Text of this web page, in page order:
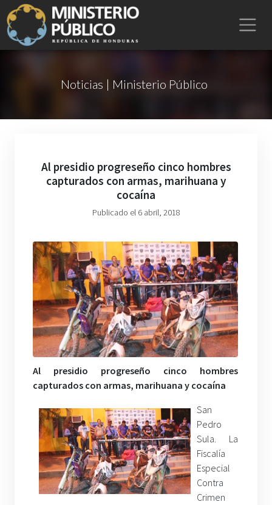
Noticias | Ministerio Público
Al presidio progreseño cinco hombres
capturados con armas, marihuana y
cocaína
Publicado el 6 abril, 2018
Al presidio progreseño cinco hombres
capturados con armas, marihuana y cocaína
San
Pedro
Sula. La
Fiscalía
Especial
Contra
Crimen